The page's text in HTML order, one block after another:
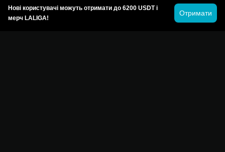
Нові користувачі можуть отримати до 6200 USDT і
мерч LALIGA!
Отримати